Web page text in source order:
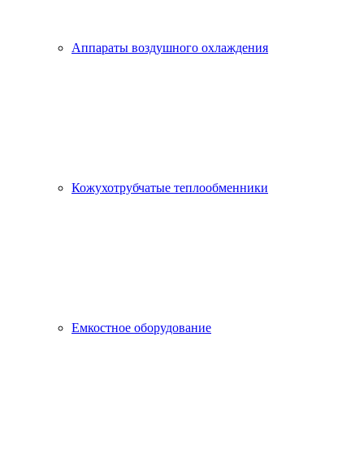
Аппараты воздушного охлаждения
Кожухотрубчатые теплообменники
Емкостное оборудование